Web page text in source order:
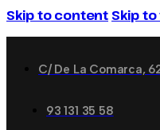
Skip to content Skip
C/ De La Comarca,
93 131 35 58